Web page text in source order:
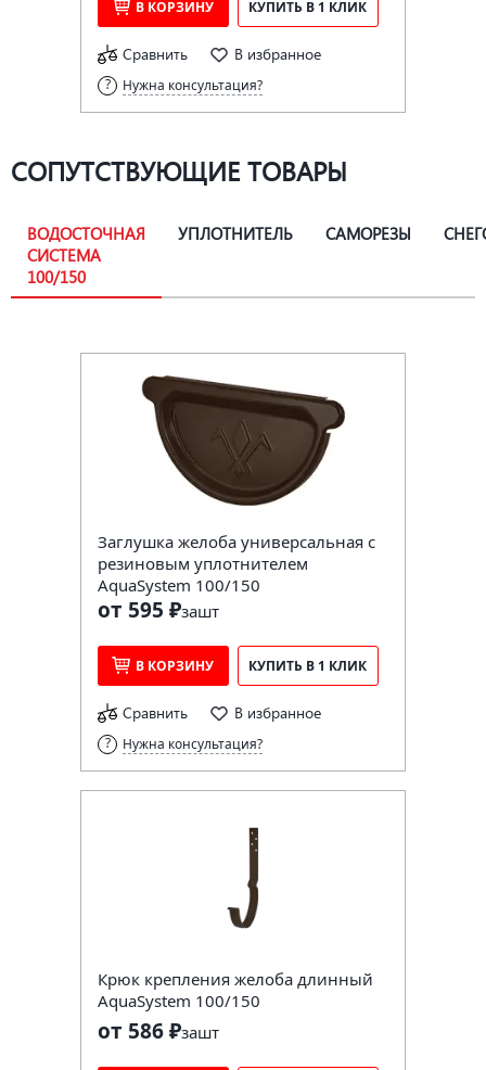
В КОРЗИНУ КУПИТЬ В 1 КЛИК
Сравнить В избранное
Нужна консультация?
СОПУТСТВУЮЩИЕ ТОВАРЫ
ВОДОСТОЧНАЯ
СИСТЕМА
100/150
УПЛОТНИТЕЛЬ САМОРЕЗЫ
Заглушка желоба универсальная с
резиновым уплотнителем
AquaSystem 100/150
от 595 ₽зашт
В КОРЗИНУ КУПИТЬ В 1 КЛИК
Сравнить В избранное
Нужна консультация?
Крюк крепления желоба длинный
AquaSystem 100/150
от 586 ₽зашт